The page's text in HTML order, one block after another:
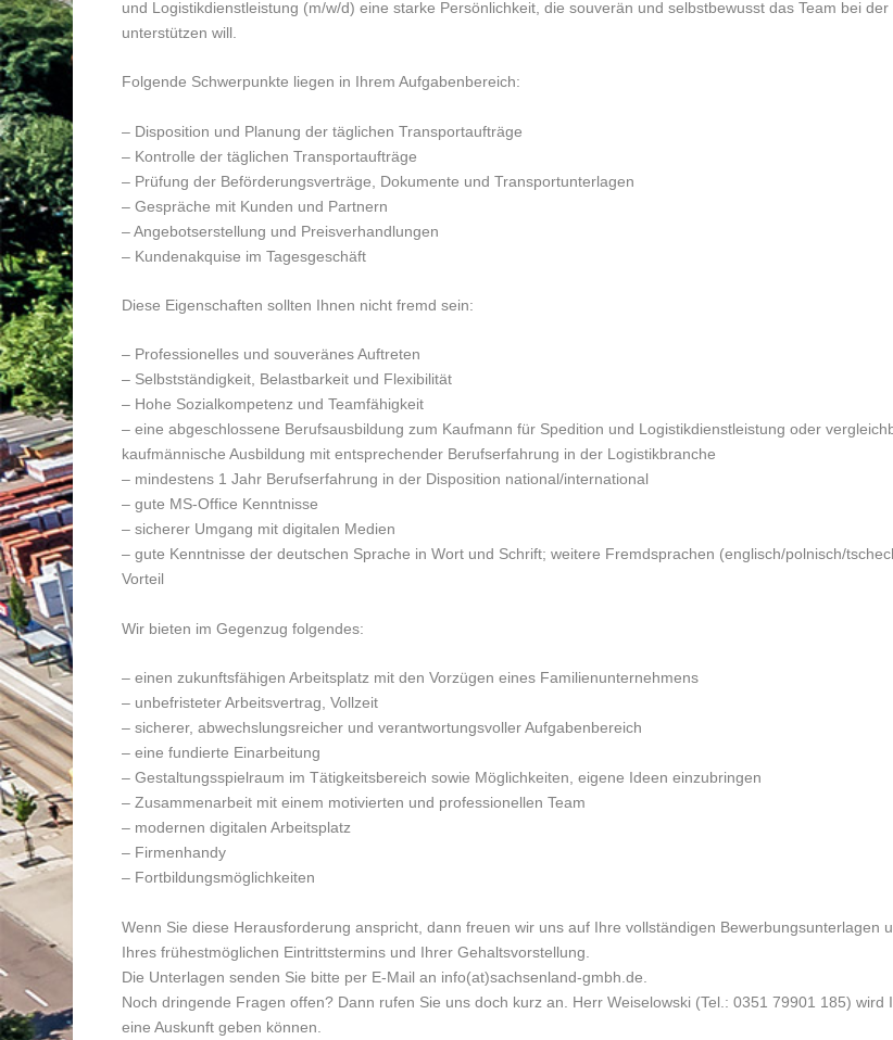
und Logistikdienstleistung (m/w/d) eine starke Persönlichkeit, die souverän und selbstbewusst das Team bei der
unterstützen will.
Folgende Schwerpunkte liegen in Ihrem Aufgabenbereich:
– Disposition und Planung der täglichen Transportaufträge
– Kontrolle der täglichen Transportaufträge
– Prüfung der Beförderungsverträge, Dokumente und Transportunterlagen
– Gespräche mit Kunden und Partnern
– Angebotserstellung und Preisverhandlungen
– Kundenakquise im Tagesgeschäft
Diese Eigenschaften sollten Ihnen nicht fremd sein:
– Professionelles und souveränes Auftreten
– Selbstständigkeit, Belastbarkeit und Flexibilität
– Hohe Sozialkompetenz und Teamfähigkeit
– eine abgeschlossene Berufsausbildung zum Kaufmann für Spedition und Logistikdienstleistung oder
kaufmännische Ausbildung mit entsprechender Berufserfahrung in der Logistikbranche
– mindestens 1 Jahr Berufserfahrung in der Disposition national/international
– gute MS-Office Kenntnisse
– sicherer Umgang mit digitalen Medien
– gute Kenntnisse der deutschen Sprache in Wort und Schrift; weitere Fremdsprachen (englisch/polnisch/
Vorteil
Wir bieten im Gegenzug folgendes:
– einen zukunftsfähigen Arbeitsplatz mit den Vorzügen eines Familienunternehmens
– unbefristeter Arbeitsvertrag, Vollzeit
– sicherer, abwechslungsreicher und verantwortungsvoller Aufgabenbereich
– eine fundierte Einarbeitung
– Gestaltungsspielraum im Tätigkeitsbereich sowie Möglichkeiten, eigene Ideen einzubringen
– Zusammenarbeit mit einem motivierten und professionellen Team
– modernen digitalen Arbeitsplatz
– Firmenhandy
– Fortbildungsmöglichkeiten
Wenn Sie diese Herausforderung anspricht, dann freuen wir uns auf Ihre vollständigen Bewerbungsunterlagen
Ihres frühestmöglichen Eintrittstermins und Ihrer Gehaltsvorstellung.
Die Unterlagen senden Sie bitte per E-Mail an info(at)sachsenland-gmbh.de.
Noch dringende Fragen offen? Dann rufen Sie uns doch kurz an. Herr Weiselowski (Tel.: 0351 79901 185) wird
eine Auskunft geben können.